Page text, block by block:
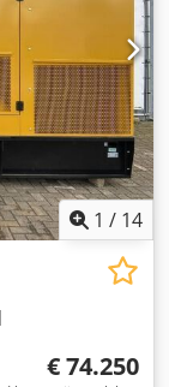
1 / 14
€ 74.250